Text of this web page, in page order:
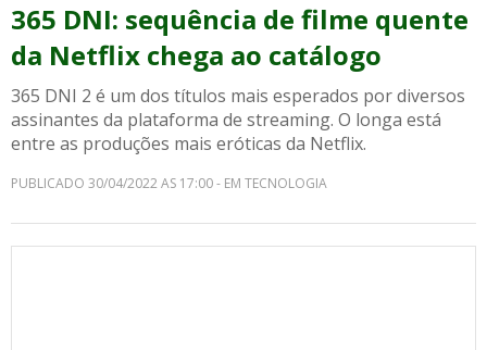
365 DNI: sequência de filme quente
da Netflix chega ao catálogo
365 DNI 2 é um dos títulos mais esperados por diversos
assinantes da plataforma de streaming. O longa está
entre as produções mais eróticas da Netflix.
PUBLICADO 30/04/2022 AS 17:00 - EM TECNOLOGIA